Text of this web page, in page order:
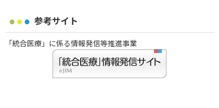
参考サイト
「統合医療」に係る情報発信等推進事業